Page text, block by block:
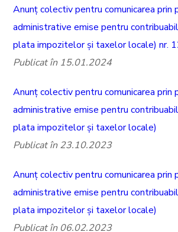
Anunț colectiv pentru comunicarea prin
administrative emise pentru
plata impozitelor și taxelor locale) nr.
Publicat în 15.01.2024
Anunț colectiv pentru comunicarea prin
administrative emise pentru
plata impozitelor și taxelor locale)
Publicat în 23.10.2023
Anunț colectiv pentru comunicarea prin
administrative emise pentru
plata impozitelor și taxelor locale)
Publicat în 06.02.2023